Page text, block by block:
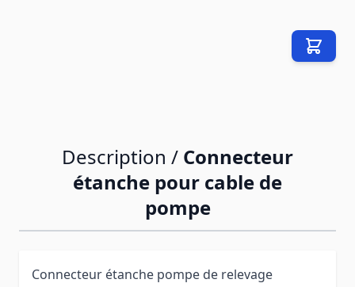
Description / Connecteur
étanche pour cable de
pompe
Connecteur étanche pompe de relevage